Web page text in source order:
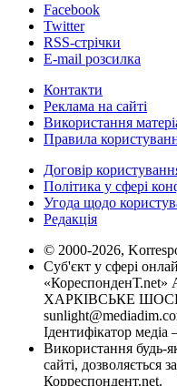
Facebook
Twitter
RSS-стрічки
E-mail розсилка
Контакти
Реклама на сайті
Використання
Правила
Договір
Політика у сфері
Угода щодо
Редакція
© 2000-2026,
Суб'єкт у сфері
«КореспонденТ.net»
ХАРКІВСЬКЕ ШОСЕ,
Ідентифікатор медіа
Використання будь-
сайті, дозволяється
Корреспондент.net.